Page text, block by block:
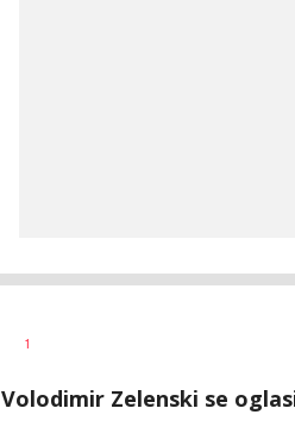
AUTOR
1
Volodimir Zelenski se